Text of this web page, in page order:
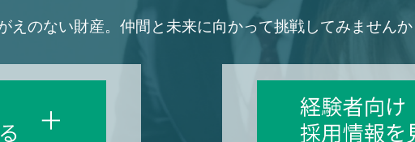
えのない財産。 仲間と未来に向かって挑戦してみませんか